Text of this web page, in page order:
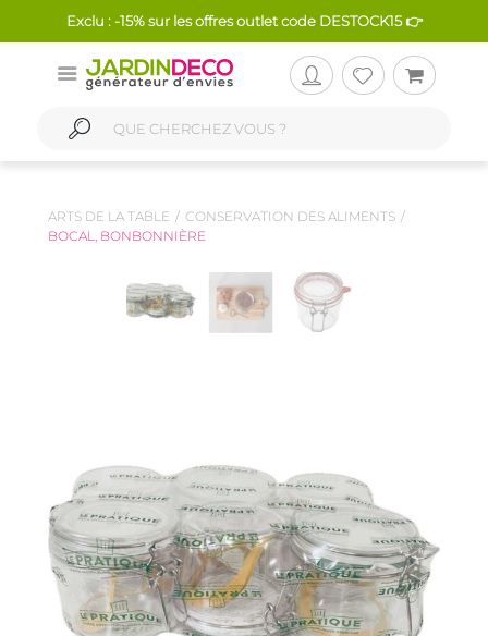
Exclu : -15% sur les offres outlet code DESTOCK15 👉
ARTS DE LA TABLE
CONSERVATION DES ALIMENTS
BOCAL, BONBONNIÈRE